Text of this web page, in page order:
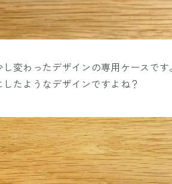
変わったデザインの専用ケースです
たようなデザインですよね？